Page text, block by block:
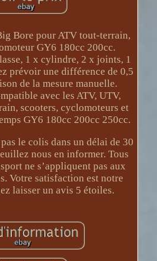
Bore pour ATV tout-terrain,
GY6 180cc 200cc.
1 x cylindre, 2 x joints, 1
prévoir une différence de 0,5
de la mesure manuelle.
avec les ATV, UTV,
scooters, cyclomoteurs et
GY6 180cc 200cc 250cc.
le colis dans un délai de 30
nous en informer. Tous
ne s’appliquent pas aux
Votre satisfaction est notre
laisser un avis 5 étoiles.